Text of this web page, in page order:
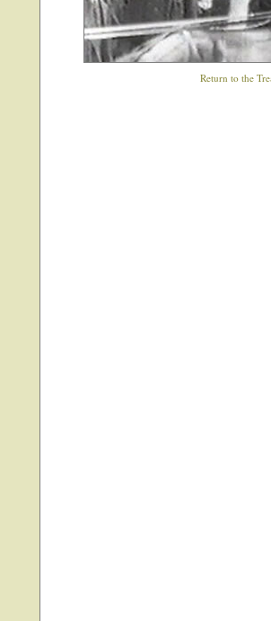
Return to the